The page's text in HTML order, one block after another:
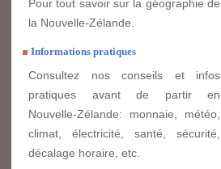
Pour tout savoir sur la géographie de
la Nouvelle-Zélande.
Informations pratiques
Consultez nos conseils et infos
pratiques avant de partir en
Nouvelle-Zélande: monnaie, météo,
climat, électricité, santé, sécurité,
décalage horaire, etc.